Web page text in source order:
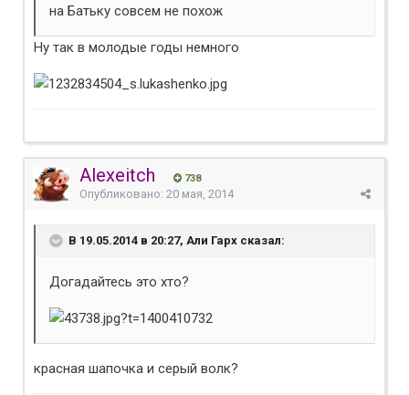
на Батьку совсем не похож
Ну так в молодые годы немного
Alexeitch 738
Опубликовано: 20 мая, 2014
В 19.05.2014 в 20:27, Али Гарх сказал:
Догадайтесь это хто?
красная шапочка и серый волк?